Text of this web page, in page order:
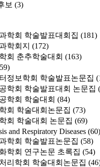
보 (3)
학회 학술발표대회집 (181)
학회지 (172)
회 춘추학술대회 (163)
정보학회 학술발표논문집
학회 학술발표대회 논문집
학회 학술대회 (84)
회 학술대회논문집 (73)
회 학술대회 논문집 (69)
and Respiratory Diseases (60)
학회 학술발표논문집 (58)
학회 연구논문 초록집 (54)
리학회 학술대회논문집